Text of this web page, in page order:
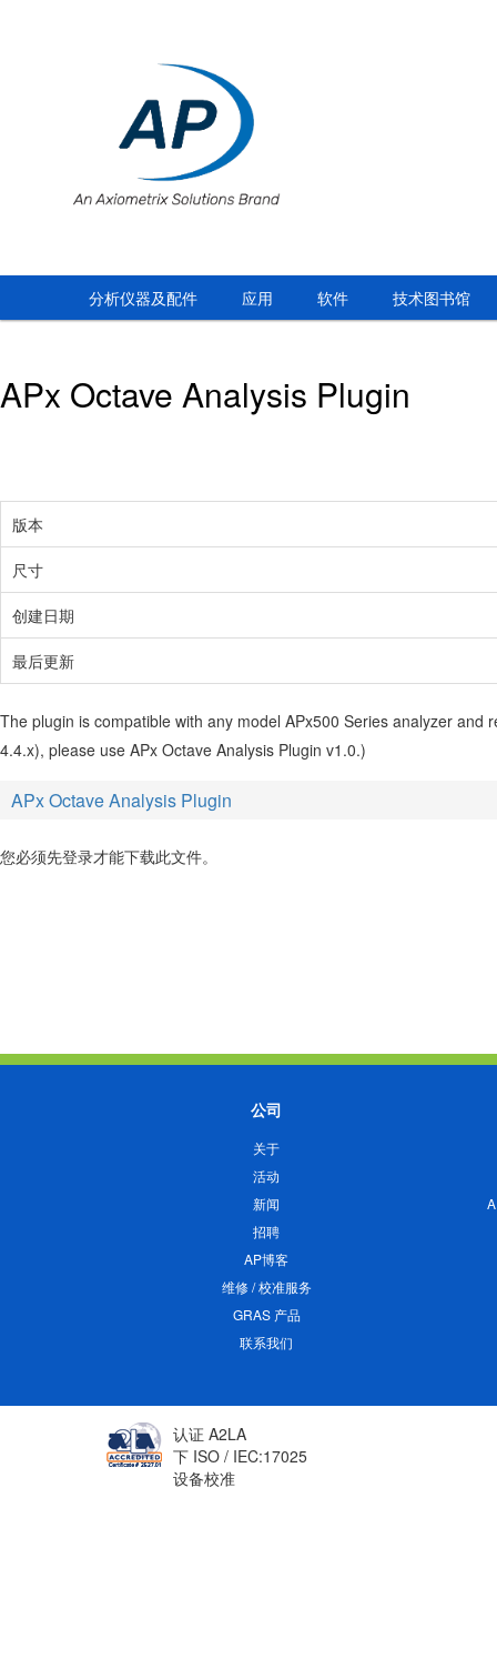
分析仪器及配件 应用 软件 技术图书馆
APx Octave Analysis Plugin
版本
尺寸
创建日期
最后更新
The plugin is compatible with any model APx500 Series analyzer
4.4.x), please use APx Octave Analysis Plugin v1.0.)
APx Octave Analysis Plugin
您必须先登录才能下载此文件。
公司
关于
活动
新闻
招聘
AP博客
维修 / 校准服务
GRAS 产品
联系我们
认证 A2LA
下 ISO / IEC:17025
设备校准